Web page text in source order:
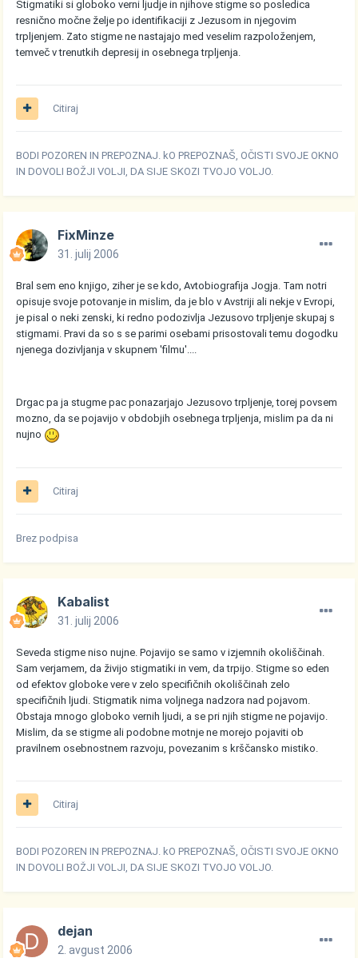
Stigmatiki si globoko verni ljudje in njihove stigme so posledica
resnično močne želje po identifikaciji z Jezusom in njegovim
trpljenjem. Zato stigme ne nastajajo med veselim razpoloženjem,
temveč v trenutkih depresij in osebnega trpljenja.
Citiraj
BODI POZOREN IN PREPOZNAJ. kO PREPOZNAŠ, OČISTI SVOJE OKNO
IN DOVOLI BOŽJI VOLJI, DA SIJE SKOZI TVOJO VOLJO.
FixMinze
31. julij 2006
Bral sem eno knjigo, ziher je se kdo, Avtobiografija Jogja. Tam notri
opisuje svoje potovanje in mislim, da je blo v Avstriji ali nekje v Evropi,
je pisal o neki zenski, ki redno podozivlja Jezusovo trpljenje skupaj s
stigmami. Pravi da so s se parimi osebami prisostovali temu dogodku
njenega dozivljanja v skupnem 'filmu'....
Drgac pa ja stugme pac ponazarjajo Jezusovo trpljenje, torej povsem
mozno, da se pojavijo v obdobjih osebnega trpljenja, mislim pa da ni
nujno
Citiraj
Brez podpisa
Kabalist
31. julij 2006
Seveda stigme niso nujne. Pojavijo se samo v izjemnih okoliščinah.
Sam verjamem, da živijo stigmatiki in vem, da trpijo. Stigme so eden
od efektov globoke vere v zelo specifičnih okoliščinah zelo
specifičnih ljudi. Stigmatik nima voljnega nadzora nad pojavom.
Obstaja mnogo globoko vernih ljudi, a se pri njih stigme ne pojavijo.
Mislim, da se stigme ali podobne motnje ne morejo pojaviti ob
pravilnem osebnostnem razvoju, povezanim s krščansko mistiko.
Citiraj
BODI POZOREN IN PREPOZNAJ. kO PREPOZNAŠ, OČISTI SVOJE OKNO
IN DOVOLI BOŽJI VOLJI, DA SIJE SKOZI TVOJO VOLJO.
dejan
2. avgust 2006